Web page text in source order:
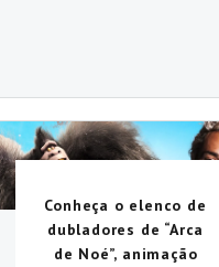
Conheça o elenco de
dubladores de “Arca
de Noé”, animação